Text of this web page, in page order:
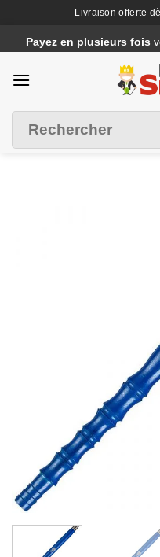
Livraison offerte
au
contenu
Payez en plusieurs fois
pour :